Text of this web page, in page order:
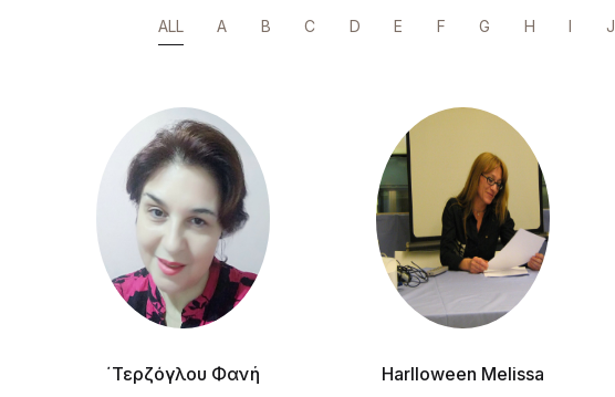
ALL A B C D E F G H I J
΄Τερζόγλου Φανή Harlloween Melissa